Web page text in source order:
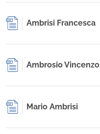
Ambrisi Francesca
Ambrosio Vincenzo
Mario Ambrisi